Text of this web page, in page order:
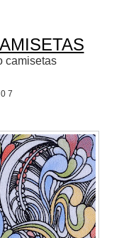
camisetas